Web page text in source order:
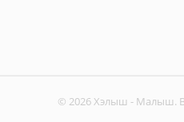
© 2026 Хэлыш - Малыш.